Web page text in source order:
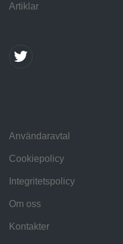
Artiklar
Användaravtal
Cookiepolicy
Integritetspolicy
Om oss
Kontakter